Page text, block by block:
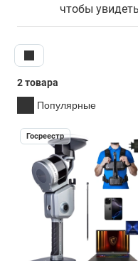
чтобы
2 товара
Популярные
Госреестр